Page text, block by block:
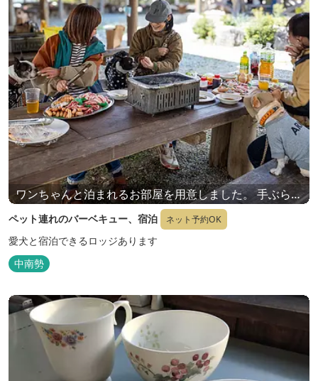
ワンちゃんと泊まれるお部屋を用意しました。 手ぶらで
お越しいただき、バーベキューを楽しんだ後、ワンちゃ
んも一緒にロッジで宿泊できます。
ペット連れのバーベキュー、宿泊 ネット予約OK
愛犬と宿泊できるロッジあります
中南勢